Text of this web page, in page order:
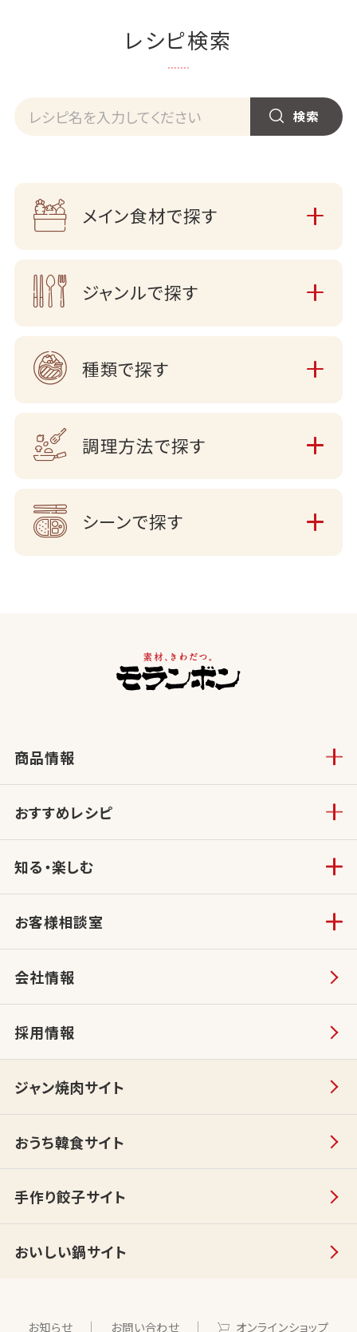
レシピ検索
メイン食材で探す
ジャンルで探す
種類で探す
調理方法で探す
シーンで探す
商品情報
おすすめレシピ
知る・楽しむ
お客様相談室
会社情報
採用情報
ジャン焼肉サイト
おうち韓食サイト
手作り餃子サイト
おいしい鍋サイト
お知らせ お問い合わせ オンラインショップ